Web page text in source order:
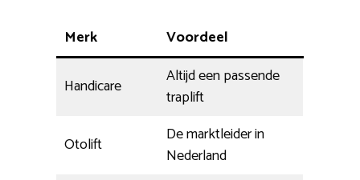
Merk Voordeel
Handicare
Altijd een passende
traplift
Otolift
De marktleider in
Nederland